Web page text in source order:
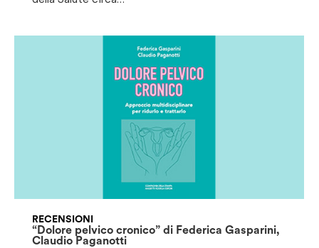
RECENSIONI
“Dolore pelvico cronico” di Federica Gasparini,
Claudio Paganotti